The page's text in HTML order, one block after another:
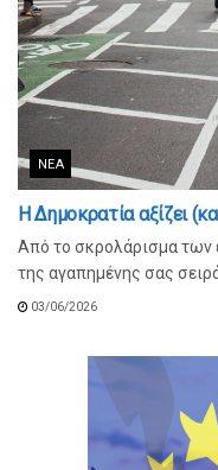
ΝΈΑ
Η Δημοκρατία αξίζει
Από το σκρολάρισμα
της αγαπημένης σας
03/06/2026